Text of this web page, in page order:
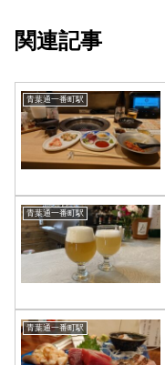
関連記事
青葉通一番町駅
青葉通一番町駅
青葉通一番町駅